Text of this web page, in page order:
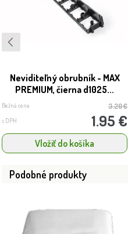
Neviditeľný obrubník - MAX
PREMIUM, čierna d1025...
Bežná cena 3.20 €
s DPH 1.95 €
Vložiť do košíka
Podobné produkty